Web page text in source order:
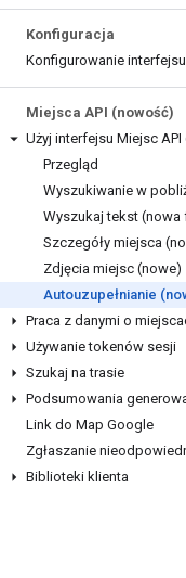
Konfiguracja
Konfigurowanie interfejsu
Miejsca API (nowość)
Użyj interfejsu Miejsc
Przegląd
Wyszukiwanie w
Wyszukaj tekst (nowa
Szczegóły miejsca
Zdjęcia miejsc (nowe)
Autouzupełnianie
Praca z danymi o
Używanie tokenów sesji
Szukaj na trasie
Podsumowania
Link do Map Google
Zgłaszanie
Biblioteki klienta